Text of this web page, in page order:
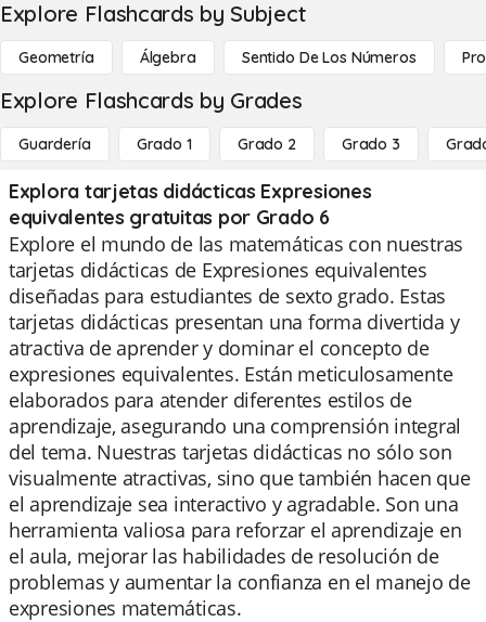
Explore Flashcards by Subject
Geometría Álgebra Sentido De Los Números
Explore Flashcards by Grades
Guardería Grado 1 Grado 2 Grado 3
Explora tarjetas didácticas Expresiones
equivalentes gratuitas por Grado 6
Explore el mundo de las matemáticas con nuestras
tarjetas didácticas de Expresiones equivalentes
diseñadas para estudiantes de sexto grado. Estas
tarjetas didácticas presentan una forma divertida y
atractiva de aprender y dominar el concepto de
expresiones equivalentes. Están meticulosamente
elaborados para atender diferentes estilos de
aprendizaje, asegurando una comprensión integral
del tema. Nuestras tarjetas didácticas no sólo son
visualmente atractivas, sino que también hacen que
el aprendizaje sea interactivo y agradable. Son una
herramienta valiosa para reforzar el aprendizaje en
el aula, mejorar las habilidades de resolución de
problemas y aumentar la confianza en el manejo de
expresiones matemáticas.